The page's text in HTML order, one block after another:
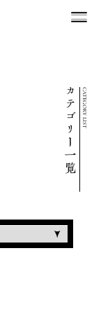
CATEGORY LIST